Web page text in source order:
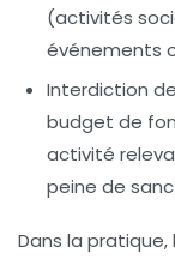
(activités
événements
Interdiction
budget de
activité
peine de
Dans la